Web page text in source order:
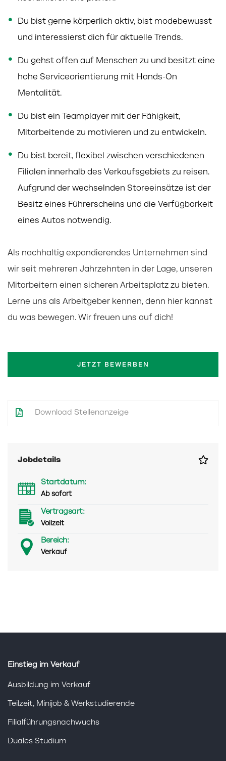
Du bist gerne körperlich aktiv, bist modebewusst
und interessierst dich für aktuelle Trends.
Du gehst offen auf Menschen zu und besitzt eine
hohe Serviceorientierung mit Hands-On
Mentalität.
Du bist ein Teamplayer mit der Fähigkeit,
Mitarbeitende zu motivieren und zu entwickeln.
Du bist bereit, flexibel zwischen verschiedenen
Filialen innerhalb des Verkaufsgebiets zu reisen.
Aufgrund der wechselnden Storeeinsätze ist der
Besitz eines Führerscheins und die Verfügbarkeit
eines Autos notwendig.
Als nachhaltig expandierendes Unternehmen sind
wir seit mehreren Jahrzehnten in der Lage, unseren
Mitarbeitern einen sicheren Arbeitsplatz zu bieten.
Lerne uns als Arbeitgeber kennen, denn hier kannst
du was bewegen. Wir freuen uns auf dich!
JETZT BEWERBEN
Download Stellenanzeige
Jobdetails
Startdatum:
Ab sofort
Vertragsart:
Vollzeit
Bereich:
Verkauf
Einstieg im Verkauf
Ausbildung im Verkauf
Teilzeit, Minijob & Werkstudierende
Filialführungsnachwuchs
Duales Studium